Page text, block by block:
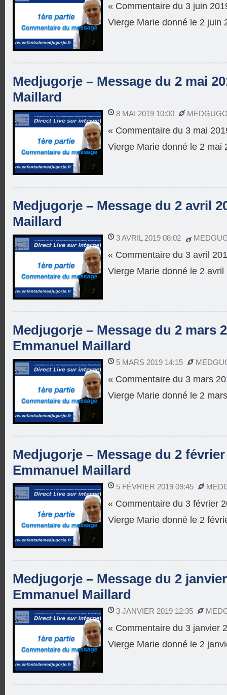
« Commentaire du 3 juin
Vierge Marie donné le 2 juin
Medjugorje – Message du 2 mai
Maillard
8 MAI 2019 10:00
« Commentaire du 3 mai
Vierge Marie donné le 2 mai
Medjugorje – Message du 2 avril
Maillard
3 AVRIL 2019 08:02
« Commentaire du 3 avril
Vierge Marie donné le 2 avril
Medjugorje – Message du 2 mars
Emmanuel Maillard
5 MARS 2019 14:15
« Commentaire du 3 mars
Vierge Marie donné le 2
Medjugorje – Message du 2 février
Emmanuel Maillard
5 FÉVRIER 2019 09:45
« Commentaire du 3 février
Vierge Marie donné le 2
Medjugorje – Message du 2
Emmanuel Maillard
3 JANVIER 2019 12:35
« Commentaire du 3 janvier
Vierge Marie donné le 2